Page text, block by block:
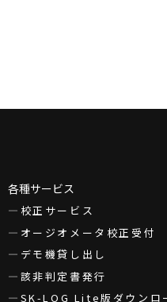
各種サービス
校正サービス
オージオメータ校正受付
デモ機貸し出し
該非判定書発行
SK-LOG Lite版ダウンロ